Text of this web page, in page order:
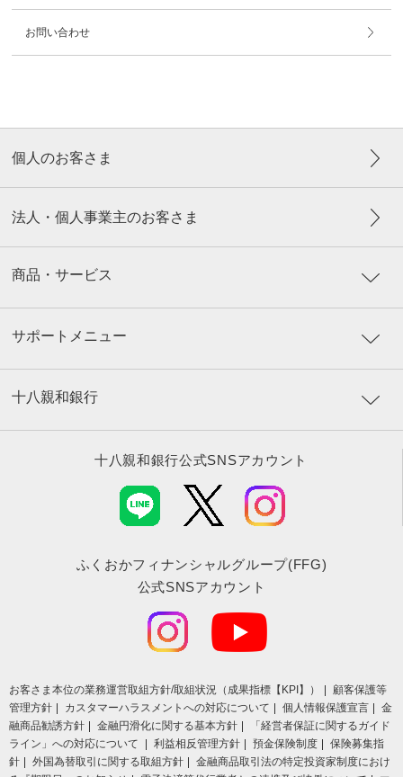
お問い合わせ
個人のお客さま
法人・個人事業主のお客さま
商品・サービス
サポートメニュー
十八親和銀行
十八親和銀行公式SNSアカウント
ふくおかフィナンシャルグループ(FFG)
公式SNSアカウント
お客さま本位の業務運営取組⽅針/取組状況（成果指標【KPI】）
顧客保護等
管理方針
カスタマーハラスメントへの対応について 個人情報保護宣言
金
融商品勧誘方針
金融円滑化に関する基本方針
「経営者保証に関するガイド
ライン」への対応について
利益相反管理方針 預金保険制度
保険募集指
針
外国為替取引に関する取組方針
金融商品取引法の特定投資家制度におけ